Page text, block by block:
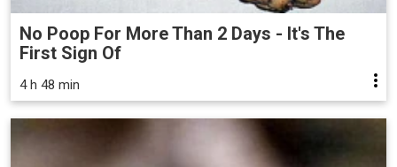
No Poop For More Than 2 Days - It's The
First Sign Of
4 h 48 min